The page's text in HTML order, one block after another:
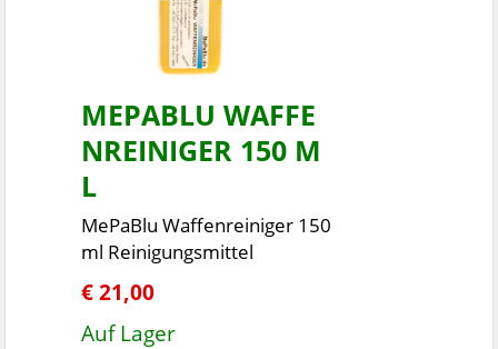
MEPABLU WAFFE
NREINIGER 150 M
L
MePaBlu Waffenreiniger 150
ml Reinigungsmittel
€ 21,00
Auf Lager